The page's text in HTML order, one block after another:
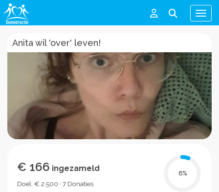
Menu
Anita wil 'over' leven!
€ 166 ingezameld
Doel: € 2.500 · 7 Donaties
6%